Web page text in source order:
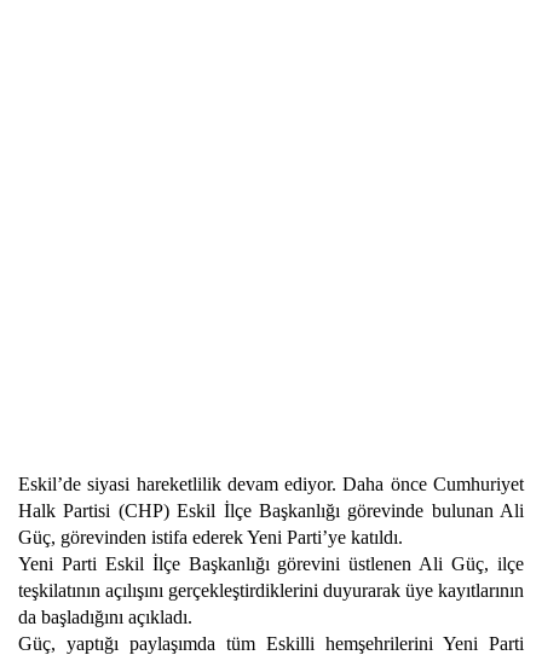
Eskil’de siyasi hareketlilik devam ediyor. Daha önce Cumhuriyet
Halk Partisi (CHP) Eskil İlçe Başkanlığı görevinde bulunan Ali
Güç, görevinden istifa ederek Yeni Parti’ye katıldı.
Yeni Parti Eskil İlçe Başkanlığı görevini üstlenen Ali Güç, ilçe
teşkilatının açılışını gerçekleştirdiklerini duyurarak üye kayıtlarının
da başladığını açıkladı.
Güç, yaptığı paylaşımda tüm Eskilli hemşehrilerini Yeni Parti